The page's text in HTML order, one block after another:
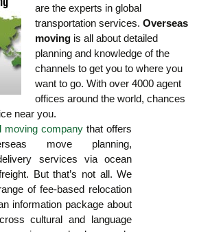
are the experts in global
transportation services. Overseas
moving is all about detailed
planning and knowledge of the
channels to get you to where you
want to go. With over 4000 agent
offices around the world, chances
near you.
moving companythat offers
move planning,
services via ocean
But that’s not all. We
of fee-based relocation
information package about
cultural and language